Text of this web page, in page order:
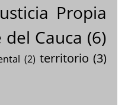
Propia
Cauca (6)
(2) territorio (3)